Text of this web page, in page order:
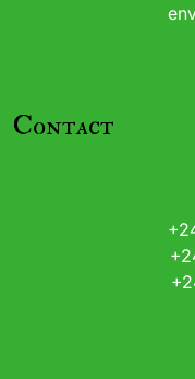
Contact